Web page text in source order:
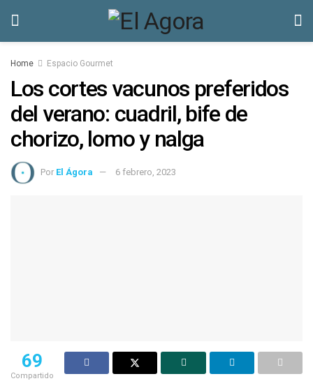
Home Espacio Gourmet
Los cortes vacunos preferidos
del verano: cuadril, bife de
chorizo, lomo y nalga
Por El Ágora 6 febrero, 2023
69
Compartido